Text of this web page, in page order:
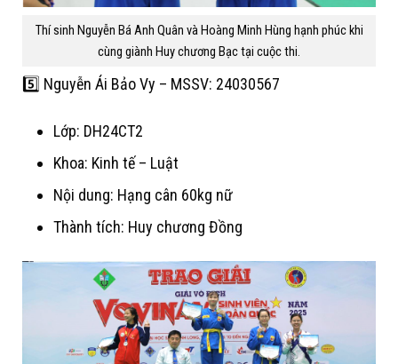
Thí sinh Nguyễn Bá Anh Quân và Hoàng Minh Hùng hạnh phúc khi
cùng giành Huy chương Bạc tại cuộc thi.
5️⃣ Nguyễn Ái Bảo Vy – MSSV: 24030567
Lớp: DH24CT2
Khoa: Kinh tế – Luật
Nội dung: Hạng cân 60kg nữ
Thành tích: Huy chương Đồng